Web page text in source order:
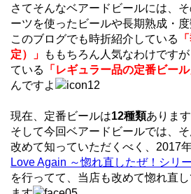
さてそんなベアードビールには、
ーツを使ったビールや長期熟成・度
このブログでも時折紹介している
定）」
ももちろん人気なわけです
ている
「レギュラー品の定番ビール
んですよ
現在、定番ビールは12種類あります
そして今回ベアードビールでは、
改めて知っていただくべく、2017
Love Again ～惚れ直したぜ！シリー
を行ってて、当店も改めて惚れ直